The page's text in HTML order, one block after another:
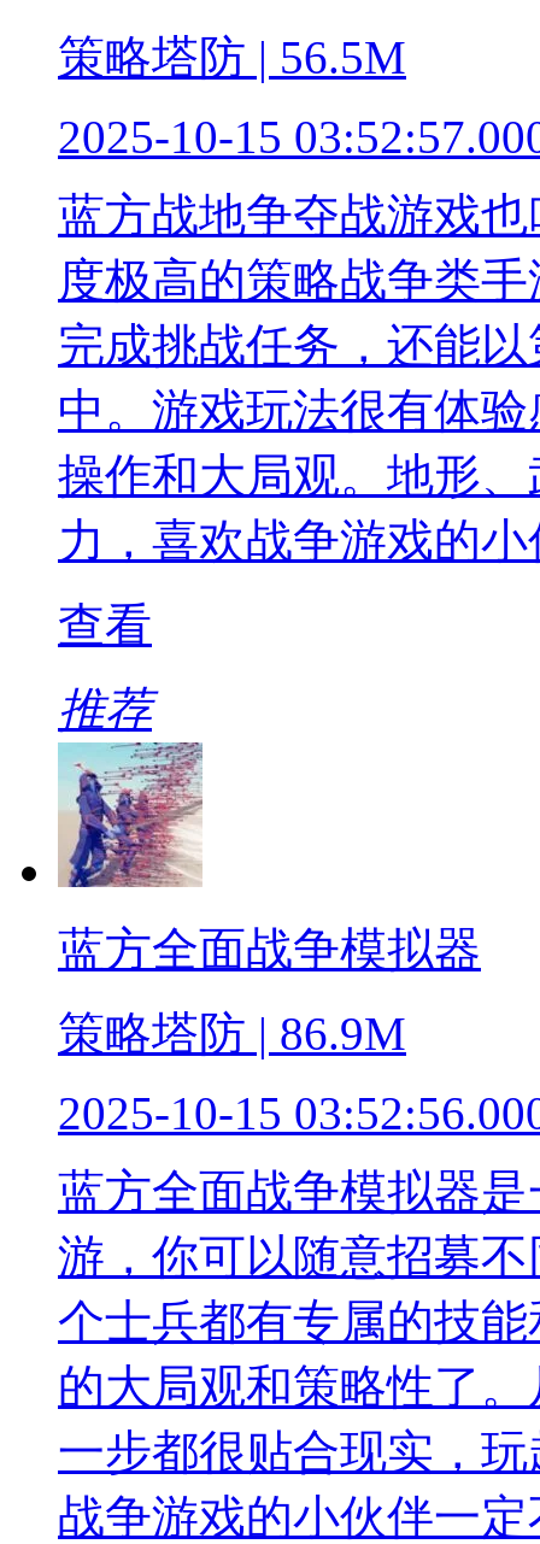
策略塔防 | 56.5M
2025-10-15
蓝方战地争夺战游戏
度极高的策略战争类
完成挑战任务，还能
中。游戏玩法很有体
操作和大局观。地形
力，喜欢战争游戏的
查看
推荐
蓝方全面战争模拟器
策略塔防 | 86.9M
2025-10-15
蓝方全面战争模拟器
游，你可以随意招募
个士兵都有专属的技
的大局观和策略性了
一步都很贴合现实，
战争游戏的小伙伴一